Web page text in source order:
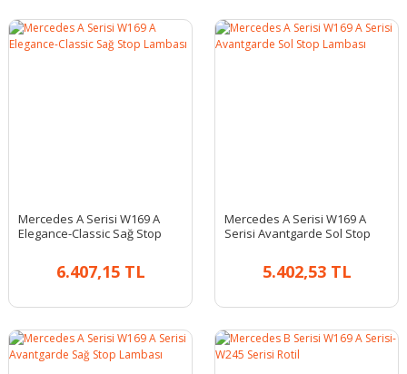
Mercedes A Serisi W169 A
Elegance-Classic Sağ Stop
6.407,15 TL
Mercedes A Serisi W169 A
Serisi Avantgarde Sol Stop
5.402,53 TL